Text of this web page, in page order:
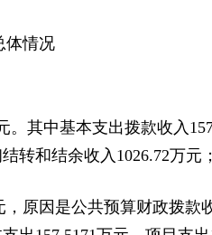
体情况
。其中基本支出拨款收入
转和结余收入1026.72万
，原因是公共预算财政拨款